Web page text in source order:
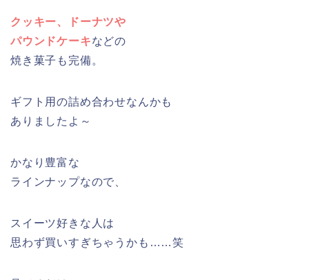
クッキー、ドーナツや
パウンドケーキなどの
焼き菓子も完備。
ギフト用の詰め合わせなんかも
ありましたよ～
かなり豊富な
ラインナップなので、
スイーツ好きな人は
思わず買いすぎちゃうかも……笑